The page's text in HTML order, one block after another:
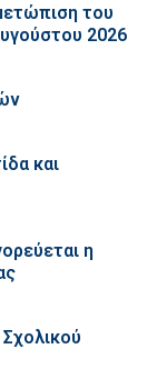
του
2026
και
η